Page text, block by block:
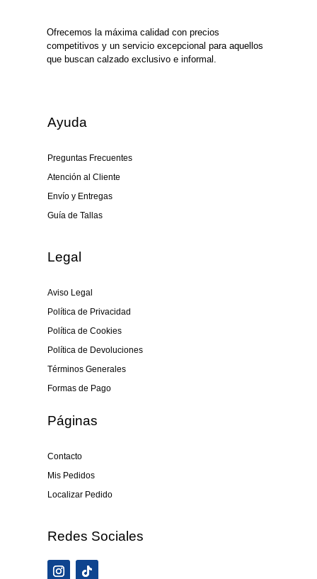
Ofrecemos la máxima calidad con precios
competitivos y un servicio excepcional para aquellos
que buscan calzado exclusivo e informal.
Ayuda
Preguntas Frecuentes
Atención al Cliente
Envío y Entregas
Guía de Tallas
Legal
Aviso Legal
Política de Privacidad
Política de Cookies
Política de Devoluciones
Términos Generales
Formas de Pago
Páginas
Contacto
Mis Pedidos
Localizar Pedido
Redes Sociales